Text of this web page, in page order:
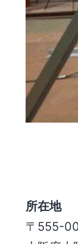
所在地
〒555-